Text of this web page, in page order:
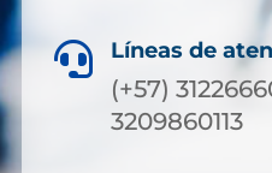
 Líneas de
(+57)
3209860113